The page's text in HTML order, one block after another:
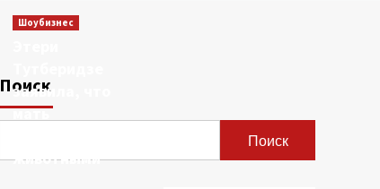
Поиск
Поиск
Шоубизнес
заявила, что
мать
животными